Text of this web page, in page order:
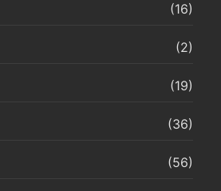
(16)
(2)
(19)
(36)
(56)